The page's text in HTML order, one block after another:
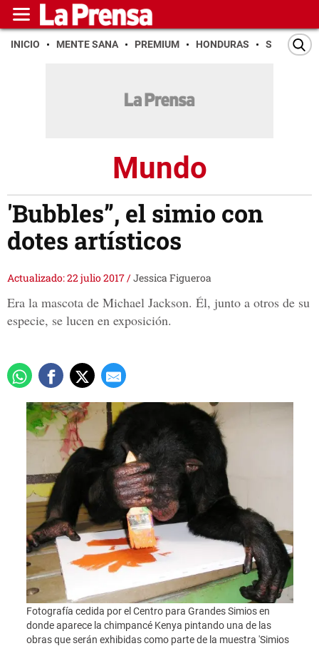
INICIO MENTE SANA PREMIUM HONDURAS SAN PEDRO
Mundo
'Bubbles”, el simio con
dotes artísticos
Actualizado: 22 julio 2017/Jessica Figueroa
Era la mascota de Michael Jackson. Él, junto a otros de su
especie, se lucen en exposición.
Fotografía cedida por el Centro para Grandes Simios en
donde aparece la chimpancé Kenya pintando una de las
obras que serán exhibidas como parte de la muestra 'Simios